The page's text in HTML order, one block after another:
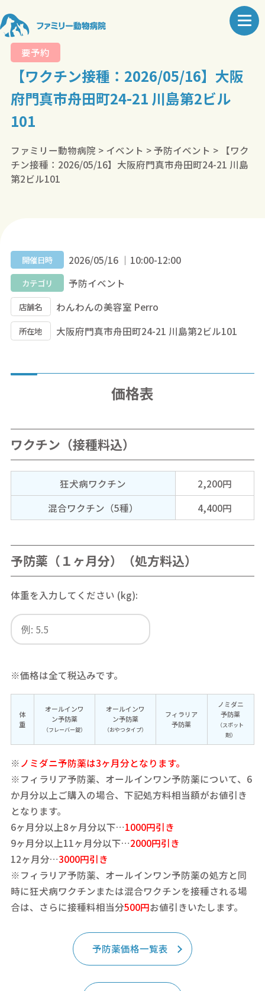
要予約
【ワクチン接種：2026/05/16】大阪
府門真市舟田町24-21 川島第2ビル
101
ファミリー動物病院 > イベント >予防イベント >
【ワク
チン接種：2026/05/16】大阪府門真市舟田町24-21 川島
第2ビル101
開催日時 2026/05/16 ｜10:00-12:00
カテゴリ 予防イベント
店舗名 わんわんの美容室 Perro
所在地 大阪府門真市舟田町24-21 川島第2ビル101
価格表
ワクチン（接種料込）
狂犬病ワクチン
2,200円
混合ワクチン（5種）
4,400円
予防薬（１ヶ月分）（処方料込）
体重を入力してください (kg):
※価格は全て税込みです。
体
重
オールインワ
ン予防薬
（フレーバー錠）
オールインワ
ン予防薬
（おやつタイプ）
フィラリア
予防薬
ノミダニ
予防薬
（スポット
剤）
※ノミダニ予防薬は3ヶ月分となります。
※フィラリア予防薬、オールインワン予防薬について、6
か月分以上ご購入の場合、下記処方料相当額がお値引き
となります。
6ヶ月分以上8ヶ月分以下…1000円引き
9ヶ月分以上11ヶ月分以下…2000円引き
12ヶ月分…3000円引き
※フィラリア予防薬、オールインワン予防薬の処方と同
時に狂犬病ワクチンまたは混合ワクチンを接種される場
合は、さらに接種料相当分500円お値引きいたします。
予防薬価格一覧表